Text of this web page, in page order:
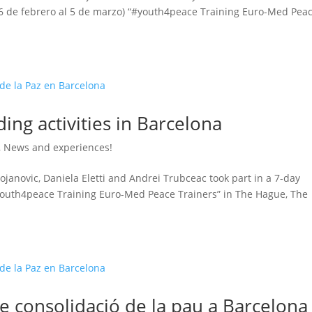
febrero al 5 de marzo) “#youth4peace Training Euro-Med
activities in Barcelona
News and experiences!
Daniela Eletti and Andrei Trubceac took part in a 7-day
Training Euro-Med Peace Trainers” in The Hague, The
consolidació de la pau a Barcelona